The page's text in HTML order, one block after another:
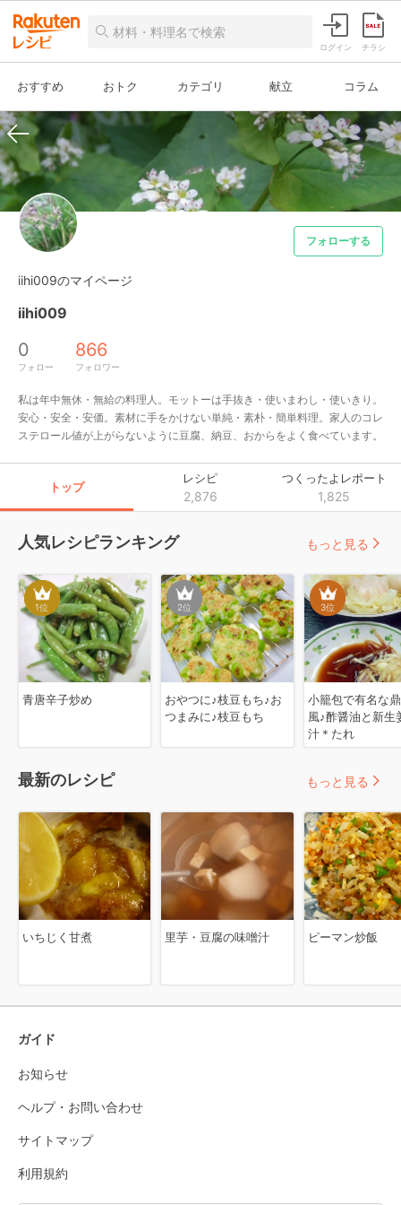
ログイン チラシ
おすすめ おトク カテゴリ 献立 コラム
フォローする
iihi009のマイページ
iihi009
0
フォロー
866
フォロワー
私は年中無休・無給の料理人。モットーは手抜き・使いまわし・使いきり。
安心・安全・安価。素材に手をかけない単純・素朴・簡単料理。家人のコレ
ステロール値が上がらないように豆腐、納豆、おからをよく食べています。
トップ
レシピ
2,876
つくったよレポート
1,825
人気レシピランキング
1位
青唐辛子炒め
2位
おやつに♪枝豆もち♪お
つまみに♪枝豆もち
3位
小籠包で有名な
風♪酢醤油と新生
汁＊たれ
もっと見る
最新のレシピ
いちじく甘煮 里芋・豆腐の味噌汁 ピーマン炒飯
もっと見る
ガイド
お知らせ
ヘルプ・お問い合わせ
サイトマップ
利用規約